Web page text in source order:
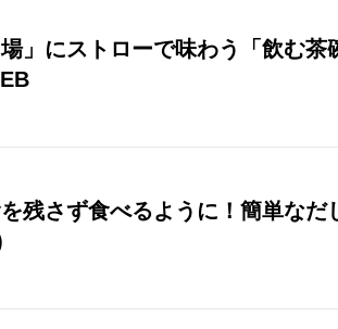
」にストローで味わう「飲む
を残さず食べるように！簡単な